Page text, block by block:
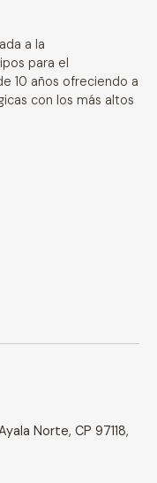
a la
para el
10 años ofreciendo a
con los más altos
Norte, CP 97118,